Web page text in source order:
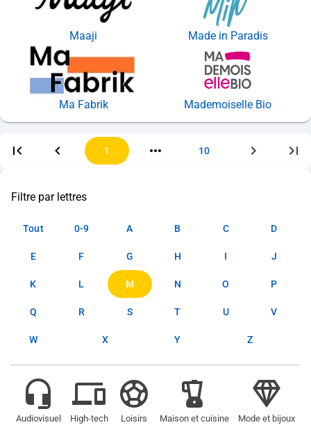
Maaji Made in Paradis
Ma Fabrik Mademoiselle Bio
1 10
Filtre par lettres
Tout 0-9 A B C D
E F G H I J
K L M N O P
Q R S T U V
W X Y Z
Audiovisuel High-tech Loisirs Maison et cuisine Mode et bijoux